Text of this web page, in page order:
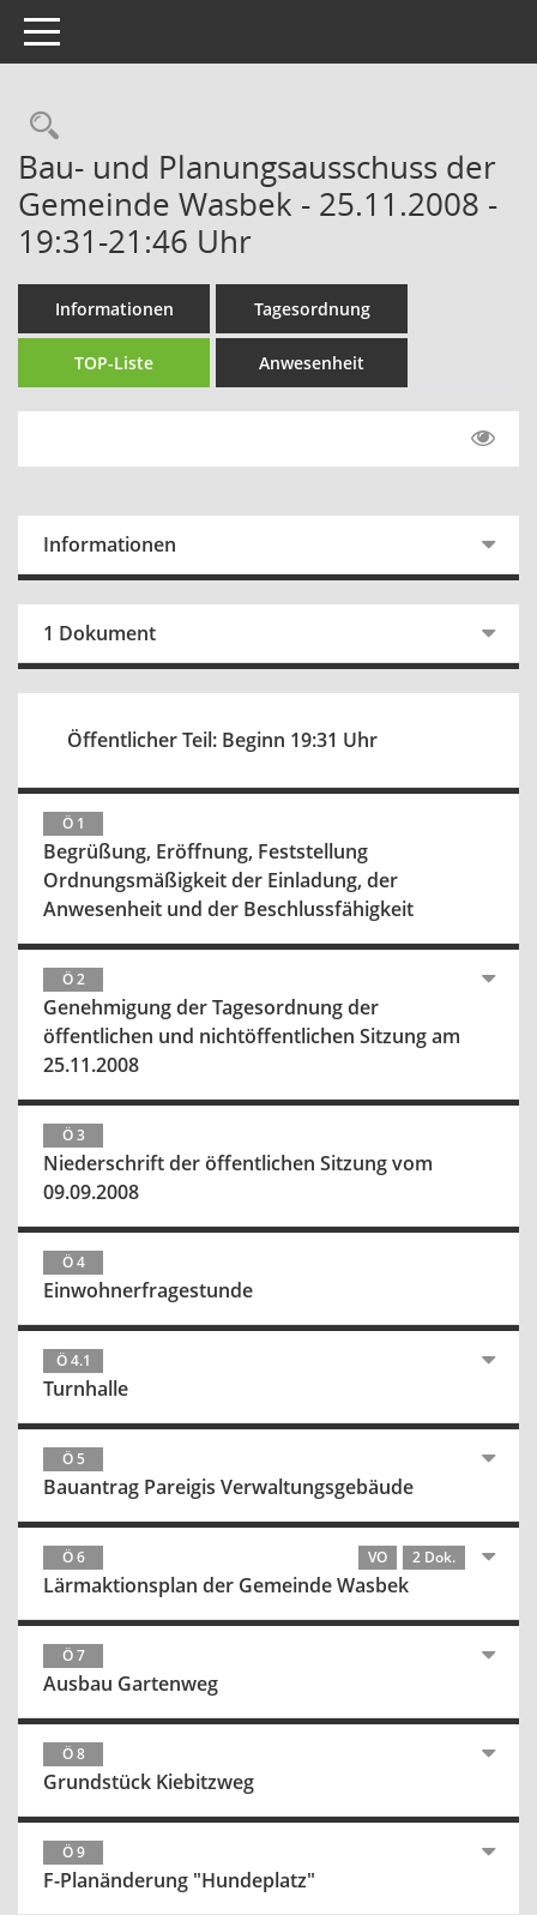
Toggle navigation
Rechercheauswahl
Bau- und Planungsausschuss der
Gemeinde Wasbek - 25.11.2008 -
19:31-21:46 Uhr
Informationen Tagesordnung
TOP-Liste Anwesenheit
Informationen
1 Dokument
Öffentlicher Teil: Beginn 19:31 Uhr
Ö 1
Begrüßung, Eröffnung, Feststellung
Ordnungsmäßigkeit der Einladung, der
Anwesenheit und der Beschlussfähigkeit
Ö 2
Genehmigung der Tagesordnung der
öffentlichen und nichtöffentlichen Sitzung am
25.11.2008
Ö 3
Niederschrift der öffentlichen Sitzung vom
09.09.2008
Ö 4
Einwohnerfragestunde
Ö 4.1
Turnhalle
Ö 5
Bauantrag Pareigis Verwaltungsgebäude
Ö 6 VO 2 Dok.
Lärmaktionsplan der Gemeinde Wasbek
Ö 7
Ausbau Gartenweg
Ö 8
Grundstück Kiebitzweg
Ö 9
F-Planänderung "Hundeplatz"